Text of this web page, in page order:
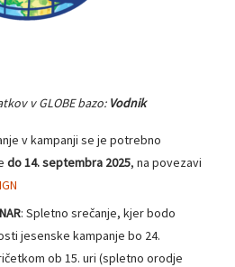
v GLOBE bazo: Vodnik
v kampanji se je potrebno
do 14. septembra 2025, na povezavi
: Spletno srečanje, kjer bodo
jesenske kampanje bo 24.
ob 15. uri (spletno orodje